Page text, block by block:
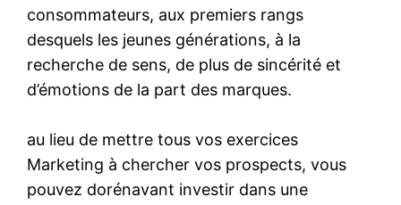
consommateurs, aux premiers rangs
desquels les jeunes générations, à la
recherche de sens, de plus de sincérité et
d’émotions de la part des marques.
au lieu de mettre tous vos exercices
Marketing à chercher vos prospects, vous
pouvez dorénavant investir dans une